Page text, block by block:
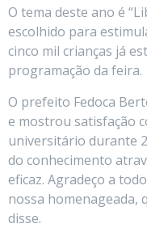
O tema deste ano é
escolhido para
cinco mil crianças já
programação da feira.
O prefeito Fedoca
e mostrou satisfação
universitário durante
do conhecimento
eficaz. Agradeço a
nossa homenageada,
disse.